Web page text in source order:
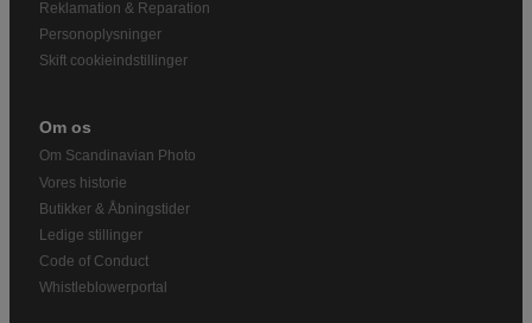
Reklamation & Reparation
Personoplysninger
Skift cookieindstillinger
Om os
Om Scandinavian Photo
Vores historie
Butikker & Åbningstider
Ledige stillinger
Code of Conduct
Whistleblowerportal